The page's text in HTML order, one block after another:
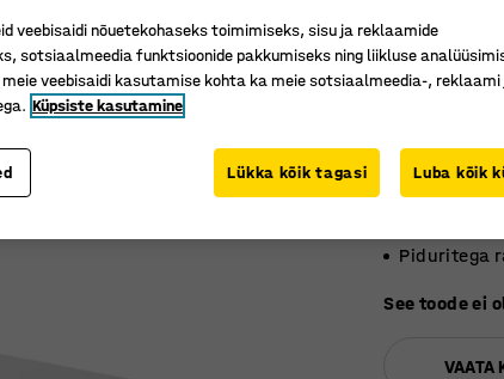
Regul.
600 x
Art. nr.:
Piduritega
See toode ei
VAATA
veebisaidi nõuetekohaseks toimimiseks, sisu ja reklaamide
sotsiaalmeedia funktsioonide pakkumiseks ning liikluse
veebisaidi kasutamise kohta ka meie sotsiaalmeedia-, reklaami
Küpsiste kasutamine
Lükka kõik tagasi Luba kõik